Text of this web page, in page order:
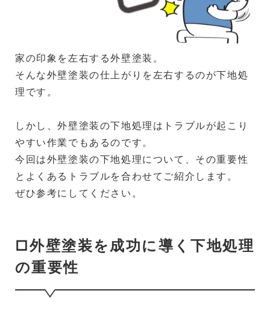
家の印象を左右する外壁塗装。
そんな外壁塗装の仕上がりを左右するのが下地処
理です。
しかし、外壁塗装の下地処理はトラブルが起こり
やすい作業でもあるのです。
今回は外壁塗装の下地処理について、その重要性
とよくあるトラブルを合わせてご紹介します。
ぜひ参考にしてください。
□外壁塗装を成功に導く下地処理
の重要性